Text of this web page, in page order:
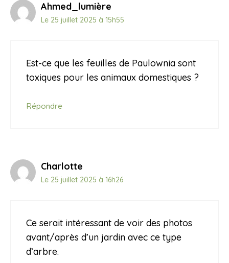
Ahmed_lumière
Le 25 juillet 2025 à 15h55
Est-ce que les feuilles de Paulownia sont
toxiques pour les animaux domestiques ?
Répondre
Charlotte
Le 25 juillet 2025 à 16h26
Ce serait intéressant de voir des photos
avant/après d’un jardin avec ce type
d’arbre.